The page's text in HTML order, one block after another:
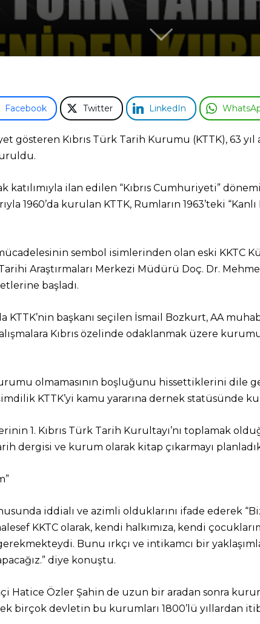
Facebook Twitter LinkedIn
gösteren Kıbrıs Türk Tarih Kurumu (KTTK), 63
katılımıyla ilan edilen “Kıbrıs Cumhuriyeti”
1960’da kurulan KTTK, Rumların 1963’teki
mücadelesinin sembol isimlerinden olan eski KKTC
Araştırmaları Merkezi Müdürü Doç. Dr.
başladı.
KTTK’nin başkanı seçilen İsmail Bozkurt, AA
Kıbrıs özelinde odaklanmak üzere
olmamasının boşluğunu hissettiklerini dile
KTTK’yi kamu yararına dernek statüsünde
1. Kıbrıs Türk Tarih Kurultayı’nı toplamak
dergisi ve kurum olarak kitap çıkarmayı
iddialı ve azimli olduklarını ifade ederek
KKTC olarak, kendi halkımıza, kendi
Bunu ırkçı ve intikamcı bir
diye konuştu.
Hatice Özler Şahin de uzun bir aradan sonra
birçok devletin bu kurumları 1800’lü yıllardan